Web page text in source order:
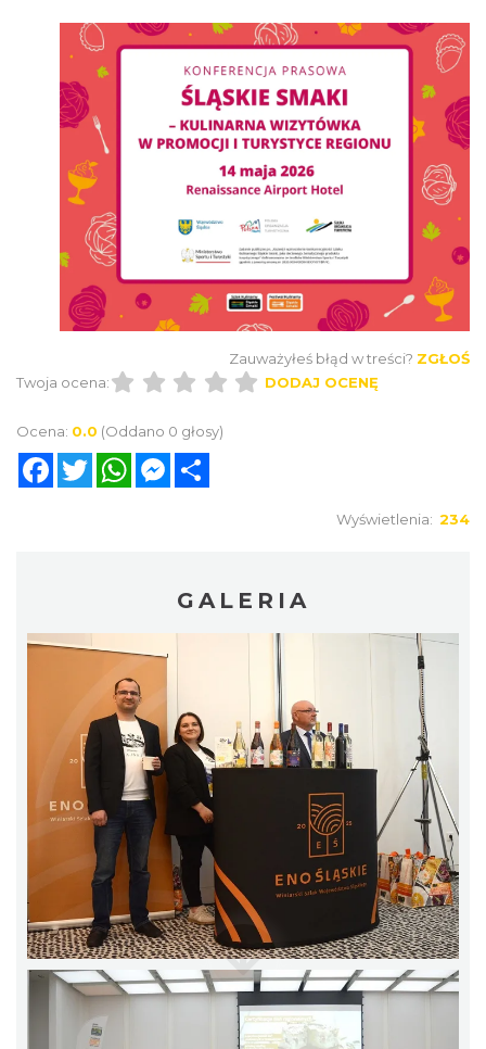
Zauważyłeś błąd w treści? ZGŁOŚ
Twoja ocena:
DODAJ OCENĘ
Ocena: 0.0 (Oddano 0 głosy)
FacebookTwitterWhatsAppMessenger
Wyświetlenia: 234
GALERIA